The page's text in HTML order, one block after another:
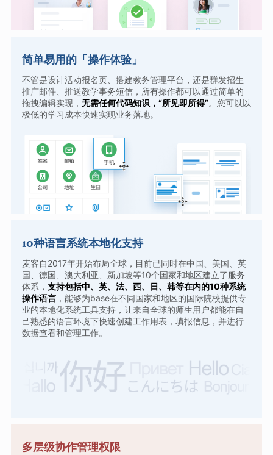
简单易用的「操作体验」
不管是设计活动报名页、搭建教务管理平台，还是群发招生
推广邮件、推送教学事务短信，所有操作都可以通过简单的
拖拽编辑实现， 无需任何代码知识，“所见即所得”。您可以以
极低的学习成本快速实现业务落地。
10种语言系统本地化支持
麦客自2017年开始布局全球，目前已同时在中国、美国、英
国、德国、澳大利亚、新加坡等10个国家和地区建立了服务
体系， 支持包括中、英、法、西、日、韩等在内的10种系统
操作语言，能够为base在不同国家和地区的国际院校提供专
业的本地化系统工具支持，让来自全球的师生用户都能在自
己熟悉的语言环境下快速创建工作用表，填报信息，并进行
数据查看和管理工作。
多层级协作管理权限